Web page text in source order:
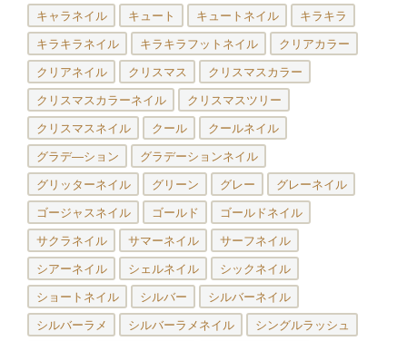
キャラネイル キュート キュートネイル キラキラ
キラキラネイル キラキラフットネイル クリアカラー
クリアネイル クリスマス クリスマスカラー
クリスマスカラーネイル クリスマスツリー
クリスマスネイル クール クールネイル
グラデ―ション グラデーションネイル
グリッターネイル グリーン グレー グレーネイル
ゴージャスネイル ゴールド ゴールドネイル
サクラネイル サマーネイル サーフネイル
シアーネイル シェルネイル シックネイル
ショートネイル シルバー シルバーネイル
シルバーラメ シルバーラメネイル シングルラッシュ